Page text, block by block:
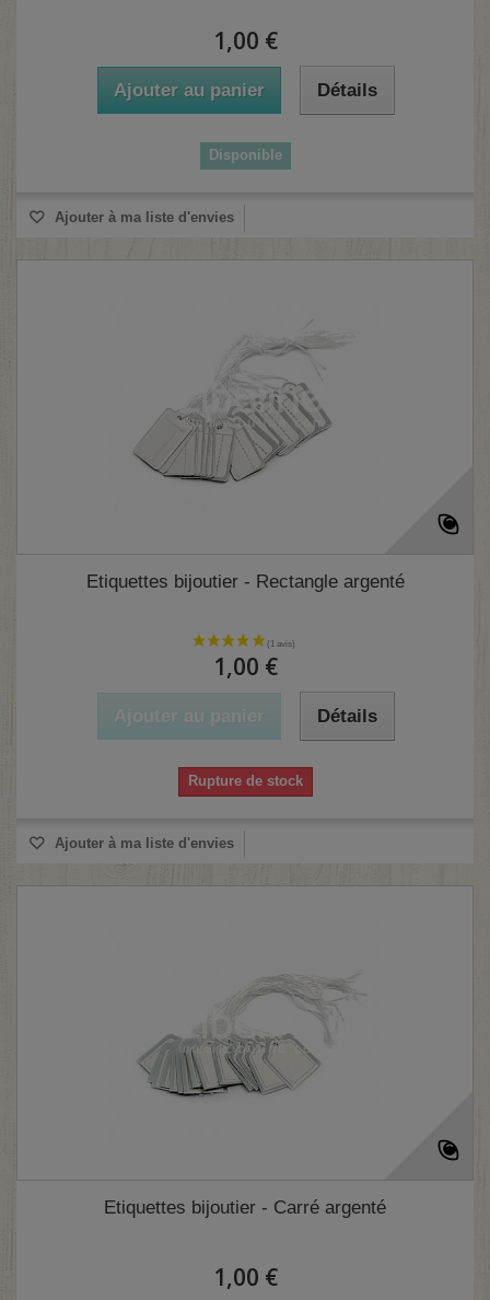
1,00 €
Ajouter au panier Détails
Disponible
Ajouter à ma liste d'envies
Etiquettes bijoutier - Rectangle argenté
1,00 €
Ajouter au panier Détails
Rupture de stock
Ajouter à ma liste d'envies
Etiquettes bijoutier - Carré argenté
1,00 €